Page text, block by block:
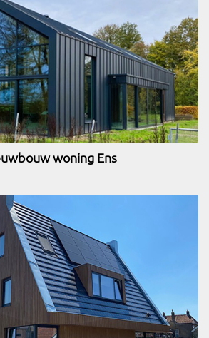
woning Ens